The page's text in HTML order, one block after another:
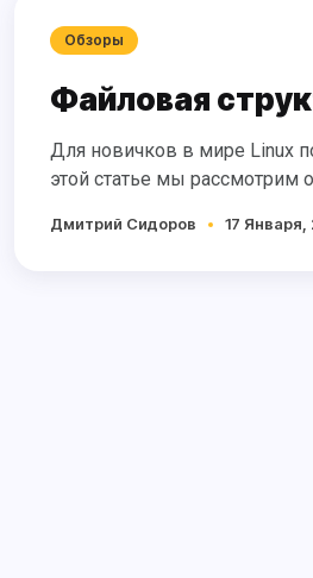
Обзоры
Файловая
Для новичков в мире Linux понимание его файловой системы - ключ к успешному владению операционной системой. В
этой статье мы рассмотрим
Дмитрий Сидоров 17 Января,